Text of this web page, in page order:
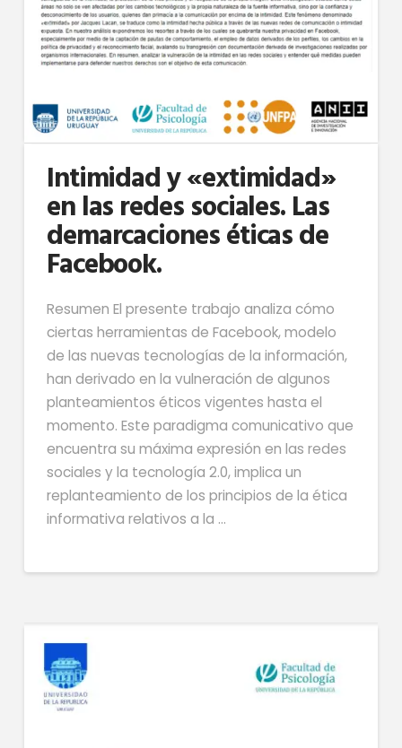
Intimidad y «extimidad»
en las redes sociales. Las
demarcaciones éticas de
Facebook.
Resumen El presente trabajo analiza cómo
ciertas herramientas de Facebook, modelo
de las nuevas tecnologías de la información,
han derivado en la vulneración de algunos
planteamientos éticos vigentes hasta el
momento. Este paradigma comunicativo que
encuentra su máxima expresión en las redes
sociales y la tecnología 2.0, implica un
replanteamiento de los principios de la ética
informativa relativos a la …